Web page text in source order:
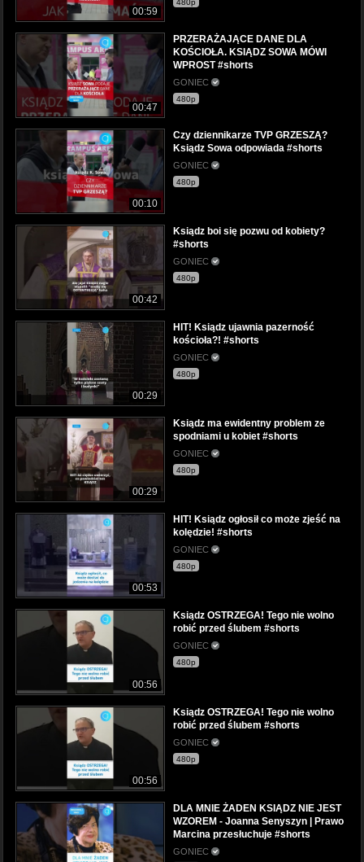
00:59
480p
00:47
PRZERAŻAJĄCE DANE DLA
KOŚCIOŁA. KSIĄDZ SOWA MÓWI
WPROST #shorts
GONIEC
480p
00:10
Czy dziennikarze TVP GRZESZĄ?
Ksiądz Sowa odpowiada #shorts
GONIEC
480p
00:42
Ksiądz boi się pozwu od kobiety?
#shorts
GONIEC
480p
00:29
HIT! Ksiądz ujawnia pazerność
kościoła?! #shorts
GONIEC
480p
00:29
Ksiądz ma ewidentny problem ze
spodniami u kobiet #shorts
GONIEC
480p
00:53
HIT! Ksiądz ogłosił co może zjeść na
kolędzie! #shorts
GONIEC
480p
00:56
Ksiądz OSTRZEGA! Tego nie wolno
robić przed ślubem #shorts
GONIEC
480p
00:56
Ksiądz OSTRZEGA! Tego nie wolno
robić przed ślubem #shorts
GONIEC
480p
DLA MNIE ŻADEN KSIĄDZ NIE JEST
WZOREM - Joanna Senyszyn | Prawo
Marcina przesłuchuje #shorts
GONIEC